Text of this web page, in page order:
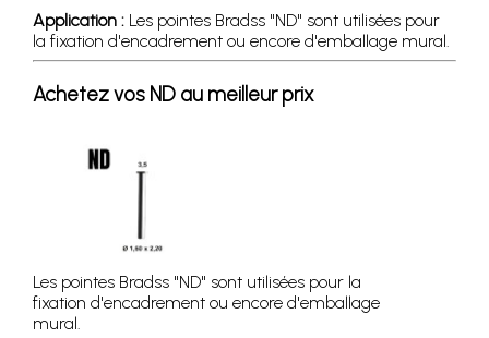
Application : Les pointes Bradss "ND" sont utilisées pour
la fixation d'encadrement ou encore d'emballage mural.
Achetez vos ND au meilleur prix
Les pointes Bradss "ND" sont utilisées pour la
fixation d'encadrement ou encore d'emballage
mural.